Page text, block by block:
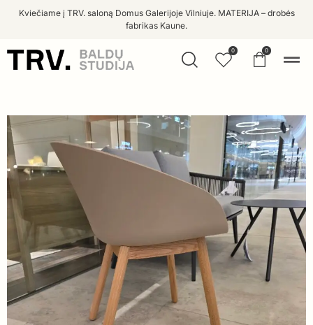
Kviečiame į TRV. saloną Domus Galerijoje Vilniuje. MATERIJA – drobės
fabrikas Kaune.
0 0